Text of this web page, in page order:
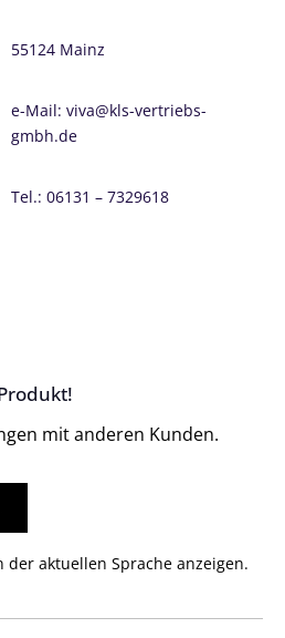
55124 Mainz
e-Mail: viva@kls-vertriebs-
gmbh.de
Tel.: 06131 – 7329618
von 0 von 5 Sternen
mit anderen Kunden.
aktuellen Sprache anzeigen.